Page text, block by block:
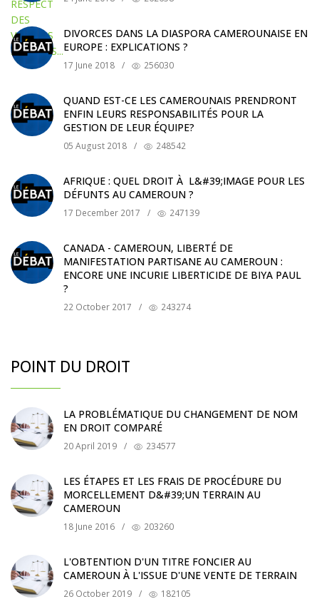
DIVORCES DANS LA DIASPORA CAMEROUNAISE EN
EUROPE : EXPLICATIONS ?
17 June 2018 / 256030
QUAND EST-CE LES CAMEROUNAIS PRENDRONT
ENFIN LEURS RESPONSABILITÉS POUR LA
GESTION DE LEUR ÉQUIPE?
05 August 2018 / 248542
AFRIQUE : QUEL DROIT À L&#39;IMAGE POUR LES
DÉFUNTS AU CAMEROUN ?
17 December 2017 / 247139
CANADA - CAMEROUN, LIBERTÉ DE
MANIFESTATION PARTISANE AU CAMEROUN :
ENCORE UNE INCURIE LIBERTICIDE DE BIYA PAUL
?
22 October 2017 / 243274
POINT DU DROIT
LA PROBLÉMATIQUE DU CHANGEMENT DE NOM
EN DROIT COMPARÉ
20 April 2019 / 234577
LES ÉTAPES ET LES FRAIS DE PROCÉDURE DU
MORCELLEMENT D&#39;UN TERRAIN AU
CAMEROUN
18 June 2016 / 203260
L'OBTENTION D'UN TITRE FONCIER AU
CAMEROUN À L'ISSUE D'UNE VENTE DE TERRAIN
26 October 2019 / 182105